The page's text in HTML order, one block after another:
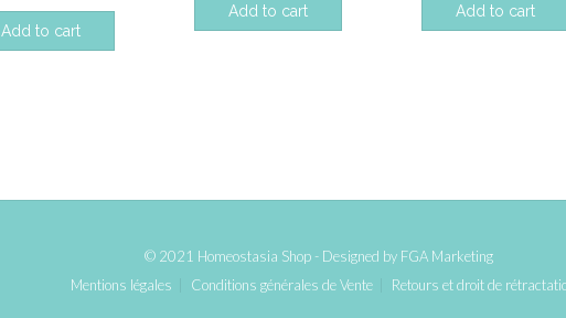
Add to cart
Add to cart Add to cart
© 2021 Homeostasia Shop - Designed by FGA Marketing
Mentions légales
Conditions générales de Vente Retours et droit de